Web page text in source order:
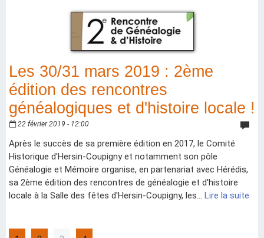
Les 30/31 mars 2019 : 2ème
édition des rencontres
généalogiques et d'histoire locale !
22 février 2019 - 12:00
Après le succès de sa première édition en 2017, le Comité
Historique d'Hersin-Coupigny et notamment son pôle
Généalogie et Mémoire organise, en partenariat avec Hérédis,
sa 2ème édition des rencontres de généalogie et d'histoire
locale à la Salle des fêtes d'Hersin-Coupigny, les... Lire la suite